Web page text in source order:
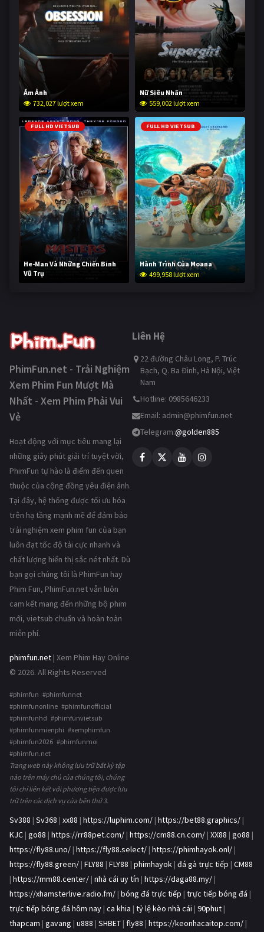
Ám Ảnh
732,027 lượt xem
Nữ Siêu Nhân
559,002 lượt xem
FULL HD VIETSUB
He-Man Và Những Chiến Binh
Vũ Trụ
249,430 lượt xem
FULL HD VIETSUB
Hành Trình Của Moana
499,958 lượt xem
PhimFun.net - Trải Nghiệm
Xem Phim Fun Mượt Mà
Nhất - Xem Phim Phải Vui
Vẻ
Hoạt động với mục tiêu mang lại
những giây phút giải trí tuyệt vời,
PhimFun tự hào là điểm đến quen
thuộc của cộng đồng yêu điện ảnh.
Tại đây, hệ thống được tối ưu hóa
trên hạ tầng mạnh mẽ để đảm bảo
trải nghiệm xem phim fun của bạn
luôn đạt tốc độ tải cực nhanh và
chất lượng hiển thị sắc nét nhất. Dù
bạn gọi chúng tôi là PhimFun hay
Phim Fun, PhimFun.net vẫn luôn
cam kết mang đến những bộ phim
mới, vietsub chuẩn và hoàn toàn
miễn phí.
phimfun.net | Xem Phim Hay Online
© 2026. All Rights Reserved
#phimfun #phimfunnet
#phimfunonline #phimfunofficial
#phimfunhd #phimfunvietsub
#phimfunmienphi #xemphimfun
#phimfun2026 #phimfunmoi
#phimfun.net
Trang web này không lưu trữ bất kỳ tệp
nào trên máy chủ của chúng tôi, chúng
tôi chỉ liên kết với phương tiện được lưu
trữ trên các dịch vụ của bên thứ 3.
Liên Hệ
22 đường Châu Long, P. Trúc
Bạch, Q. Ba Đình, Hà Nội, Việt
Nam
Hotline: 0985646233
Email: admin@phimfun.net
Telegram:@golden885
Sv388 | Sv368 | xx88 | https://luphim.com/ | https://bet88.graphics/ |
KJC | go88 | https://rr88pet.com/ | https://cm88.cn.com/ | XX88 | go88 |
https://fly88.uno/ | https://fly88.select/ | https://phimhayok.onl/ |
https://fly88.green/ | FLY88 | FLY88 | phimhayok | đá gà trực tiếp | CM88
| https://mm88.center/ | nhà cái uy tín | https://daga88.my/ |
https://xhamsterlive.radio.fm/ | bóng đá trực tiếp | trực tiếp bóng đá |
trực tiếp bóng đá hôm nay | ca khia | tỷ lệ kèo nhà cái | 90phut |
thapcam | gavang | u888 | SHBET | fly88 | https://keonhacaitop.com/ |